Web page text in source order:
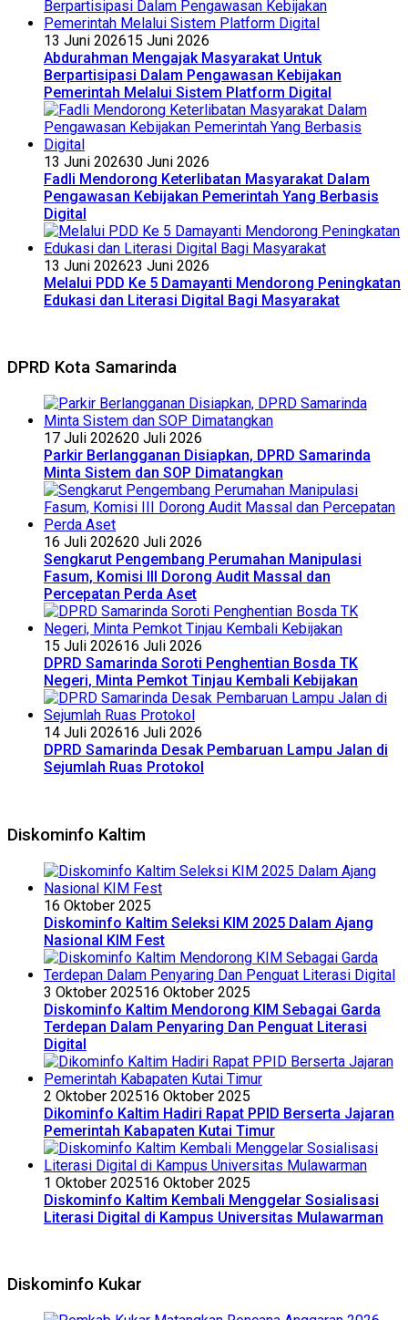
13 Juni 202615 Juni 2026
Abdurahman Mengajak Masyarakat Untuk
Berpartisipasi Dalam Pengawasan Kebijakan
Pemerintah Melalui Sistem Platform Digital
13 Juni 202630 Juni 2026
Fadli Mendorong Keterlibatan Masyarakat Dalam
Pengawasan Kebijakan Pemerintah Yang Berbasis
Digital
13 Juni 202623 Juni 2026
Melalui PDD Ke 5 Damayanti Mendorong Peningkatan
Edukasi dan Literasi Digital Bagi Masyarakat
DPRD Kota Samarinda
17 Juli 202620 Juli 2026
Parkir Berlangganan Disiapkan, DPRD Samarinda
Minta Sistem dan SOP Dimatangkan
16 Juli 202620 Juli 2026
Sengkarut Pengembang Perumahan Manipulasi
Fasum, Komisi III Dorong Audit Massal dan
Percepatan Perda Aset
15 Juli 202616 Juli 2026
DPRD Samarinda Soroti Penghentian Bosda TK
Negeri, Minta Pemkot Tinjau Kembali Kebijakan
14 Juli 202616 Juli 2026
DPRD Samarinda Desak Pembaruan Lampu Jalan di
Sejumlah Ruas Protokol
Diskominfo Kaltim
16 Oktober 2025
Diskominfo Kaltim Seleksi KIM 2025 Dalam Ajang
Nasional KIM Fest
3 Oktober 202516 Oktober 2025
Diskominfo Kaltim Mendorong KIM Sebagai Garda
Terdepan Dalam Penyaring Dan Penguat Literasi
Digital
2 Oktober 202516 Oktober 2025
Dikominfo Kaltim Hadiri Rapat PPID Berserta Jajaran
Pemerintah Kabapaten Kutai Timur
1 Oktober 202516 Oktober 2025
Diskominfo Kaltim Kembali Menggelar Sosialisasi
Literasi Digital di Kampus Universitas Mulawarman
Diskominfo Kukar